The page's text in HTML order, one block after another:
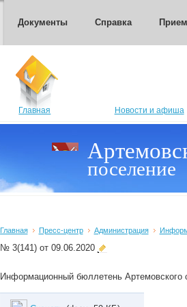
Документы Справка
Главная Новости и афиша
поселение
Главная Пресс-центр Администрация
№ 3(141) от 09.06.2020
Информационный бюллетень Артемовского